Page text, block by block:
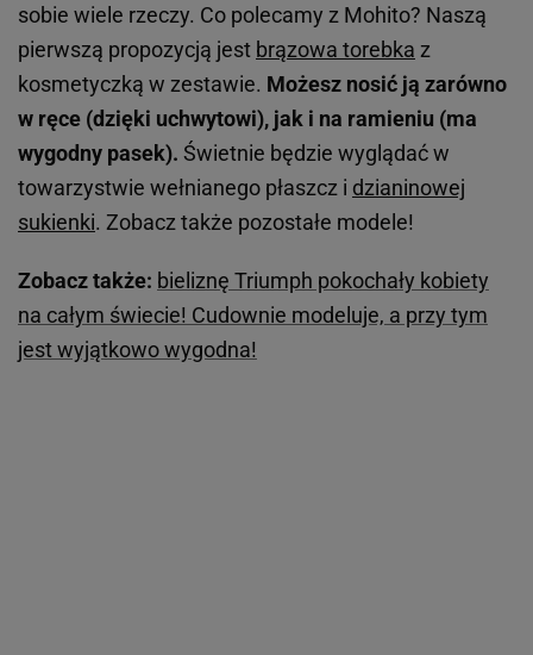
sobie wiele rzeczy. Co polecamy z Mohito? Naszą
pierwszą propozycją jest brązowa torebka z
kosmetyczką w zestawie. Możesz nosić ją zarówno
w ręce (dzięki uchwytowi), jak i na ramieniu (ma
wygodny pasek). Świetnie będzie wyglądać w
towarzystwie wełnianego płaszcz i dzianinowej
sukienki. Zobacz także pozostałe modele!
Zobacz także: bieliznę Triumph pokochały kobiety
na całym świecie! Cudownie modeluje, a przy tym
jest wyjątkowo wygodna!